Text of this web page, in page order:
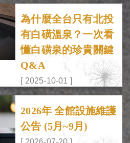
為什麼全台只有北投
有白磺溫泉？一次看
懂白磺泉的珍貴關鍵
Q&A
[ 2025-10-01 ]
2026年 全館設施維護
公告 (5月~9月)